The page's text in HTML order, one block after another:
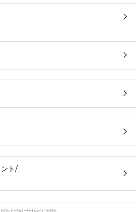
ト/
ブランド ヘアカラーデジタルサイト「カラデジ」